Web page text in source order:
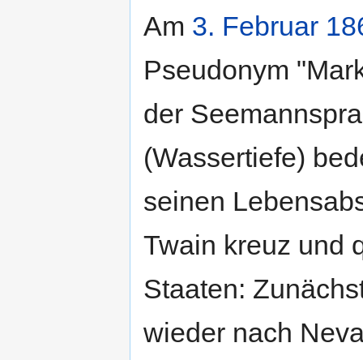
Am 3. Februar
Pseudonym
der
(Wassertiefe)
seinen
Twain kreuz und
Staaten:
wieder nach